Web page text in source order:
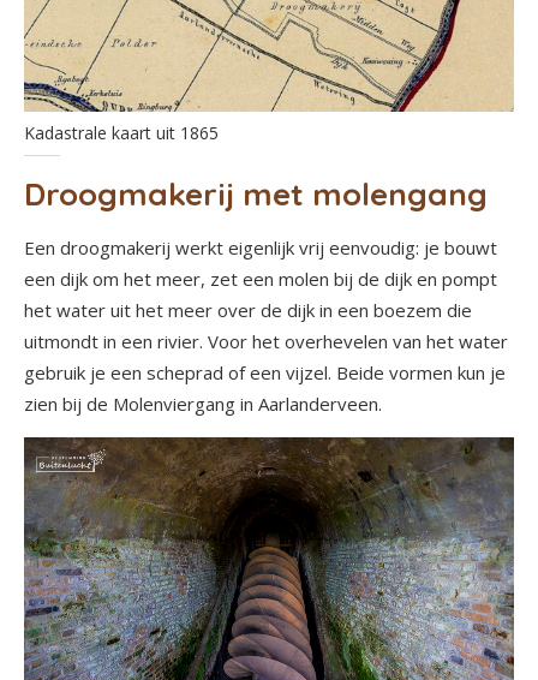
Kadastrale kaart uit 1865
Droogmakerij met molengang
Een droogmakerij werkt eigenlijk vrij eenvoudig: je bouwt
een dijk om het meer, zet een molen bij de dijk en pompt
het water uit het meer over de dijk in een boezem die
uitmondt in een rivier. Voor het overhevelen van het water
gebruik je een scheprad of een vijzel. Beide vormen kun je
zien bij de Molenviergang in Aarlanderveen.